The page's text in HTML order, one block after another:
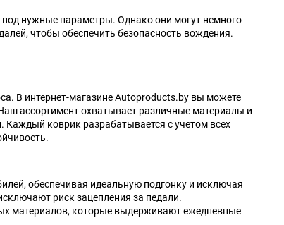
нужные параметры. Однако они могут немного
чтобы обеспечить безопасность вождения.
В интернет-магазине Autoproducts.by вы можете
ассортимент охватывает различные материалы и
коврик разрабатывается с учетом всех
обеспечивая идеальную подгонку и исключая
риск зацепления за педали.
материалов, которые выдерживают ежедневные